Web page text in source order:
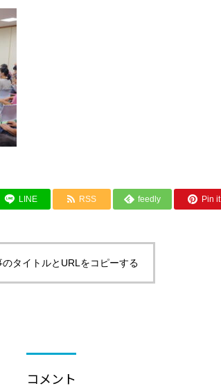
LINE RSS feedly Pin it
のタイトルとURLをコピーする
コメント